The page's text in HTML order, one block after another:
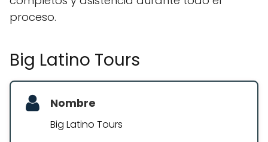
proceso.
Big Latino Tours
Nombre
Big Latino Tours